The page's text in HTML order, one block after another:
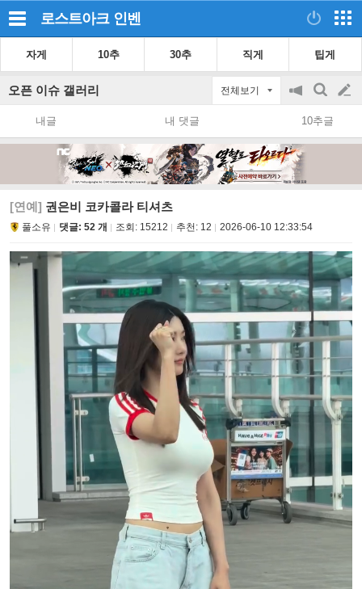
로스트아크 인벤
자게 10추 30추 직게 팁게
오픈 이슈 갤러리 전체보기
공
지
on/off
검
색
글
쓰
내글 내 댓글 10추글
[연예] 권은비 코카콜라 티셔츠
풀소유 댓글: 52 개 조회: 15212 추천: 12 2026-06-10 12:33:54